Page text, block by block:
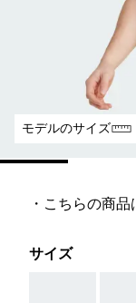
モデルのサイズ
・こちらの商品
サイズ